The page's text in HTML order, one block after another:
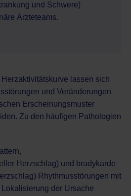
und Schwere)
Ärzteteams.
lassen sich
und Veränderungen
Erscheinungsmuster
Zu den häufigen Pathologien
Herzschlag) und bradykarde
Rhythmusstörungen mit
der Ursache